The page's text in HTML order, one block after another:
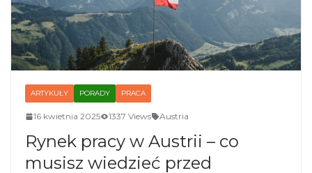
ARTYKUŁY PORADY PRACA
16 kwietnia 2025 1337 Views Austria
Rynek pracy w Austrii – co
musisz wiedzieć przed